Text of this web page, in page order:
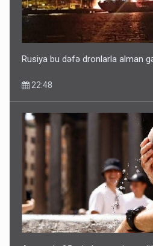
Bu ölkələrə şəxsiyyət vəsiqəsi
SİYAHI
Ərdoğana sui-qəsd planının
5 Avqust 16:56
Rusiya bu dəfə dronlarla alman
22:48